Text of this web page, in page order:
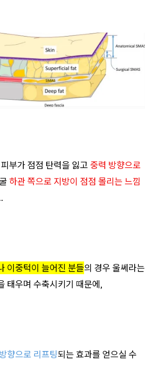
부가 점점 탄력을 잃고 중력 방향으로
하관 쪽으로 지방이 점점 몰리는 느낌
이중턱이 늘어진 분들의 경우 울쎄라는
태우며 수축시키기 때문에,
향으로 리프팅되는 효과를 얻으실 수